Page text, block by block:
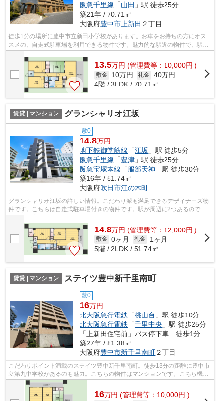
阪急千里線 「山田 」駅 徒歩25分
築21年 / 70.71㎡
大阪府豊中市 上新田 ２丁目
徒歩1分の場所に豊中市立新田小学校があります。お車をお持ちの方にオス
スメの、自走式駐車場を利用できる物件です。魅力的な駅近の物件で、駅ま
13.5万円 (管理費等：10,000円 )
敷金 10万円 礼金 40万円
4階 / 3LDK / 70.71㎡
賃貸 | マンション グランシャリオ江坂
敷0
14.8万円
地下鉄御堂筋線 「江坂 」駅 徒歩5分
阪急千里線 「豊津 」駅 徒歩25分
阪急宝塚本線 「服部天神 」駅 徒歩30分
築16年 / 51.74㎡
大阪府吹田市江の木町
グランシャリオ江坂の詳しい情報。こだわり派も満足できるデザイナーズ物
件です。こちらは自走式駐車場付きの物件です。駅が周辺に2つあるので行
14.8万円 (管理費等：12,000円 )
敷金 0ヶ月 礼金
1ヶ月
5階 / 2LDK / 51.74㎡
賃貸 | マンション ステイツ豊中新千里南町
敷0
16万円
北大阪急行電鉄 「桃山台 」駅 徒歩10分
北大阪急行電鉄 「千里中央 」駅 徒歩25分
「上新田住宅前」バス停下車 徒歩1分
築27年 / 81.38㎡
大阪府豊中市新千里南町２丁目
こだわりポイント満載のステイツ豊中新千里南町。徒歩13分の距離に豊中市
立第九中学校があるのも魅力。こちらの物件はマンションです。こちら機械
式駐車場付きのマンションです。当社...
16万円 (管理費等：10,000円 )